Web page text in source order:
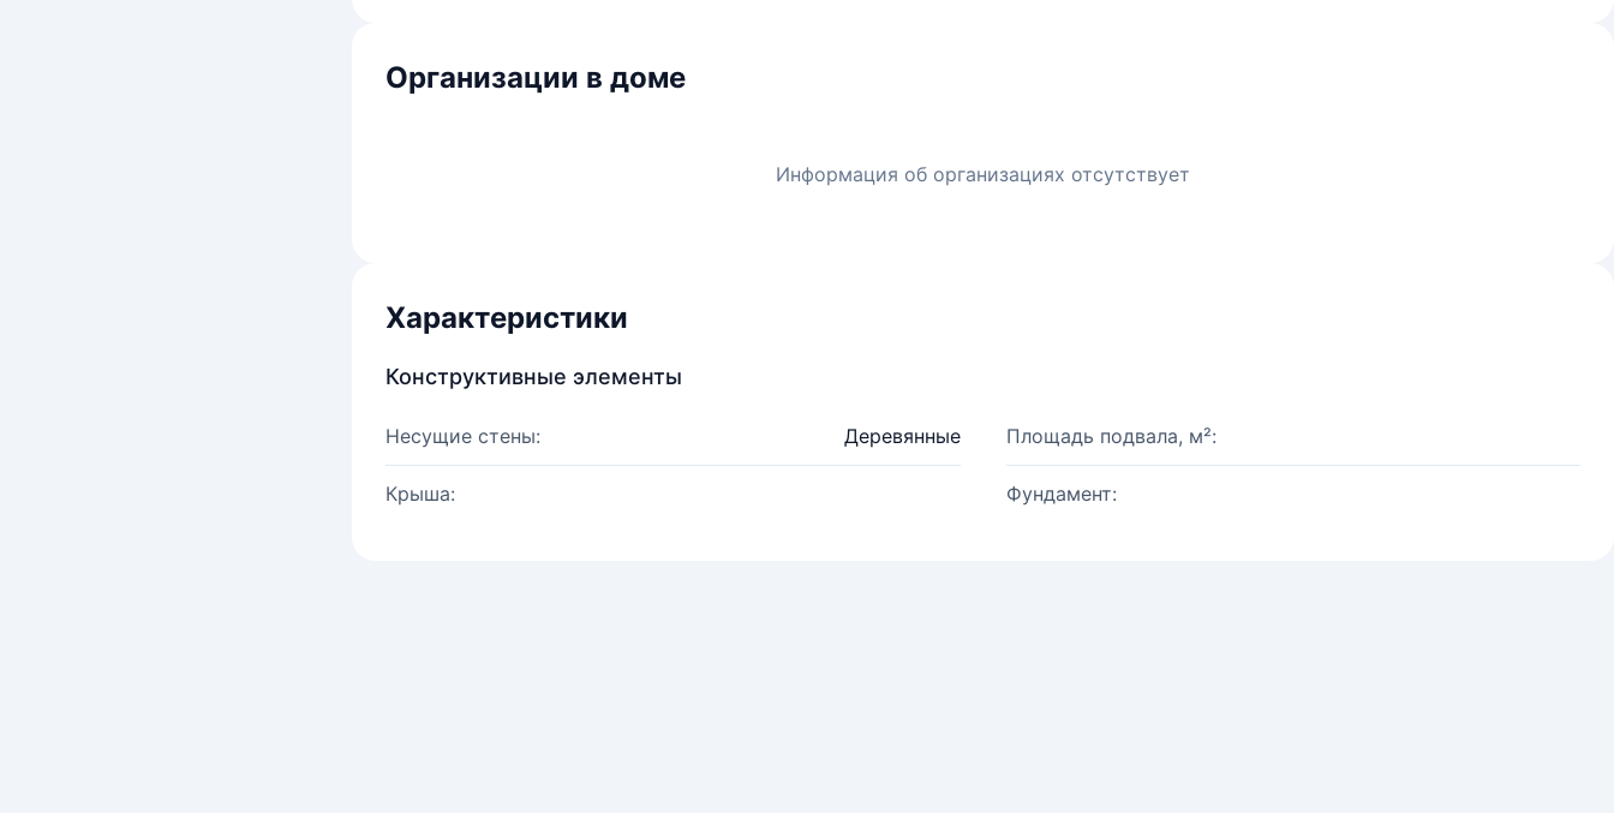
Организации в доме
Информация об организациях отсутствует
Характеристики
Конструктивные элементы
Несущие стены: Деревянные Площадь подвала, м²:
Крыша: Фундамент: